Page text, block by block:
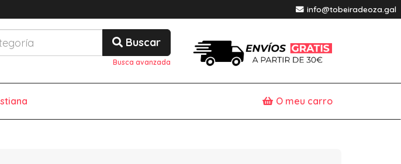
info@tobeiradeoza.gal
Buscar
Busca avanzada
O meu carro